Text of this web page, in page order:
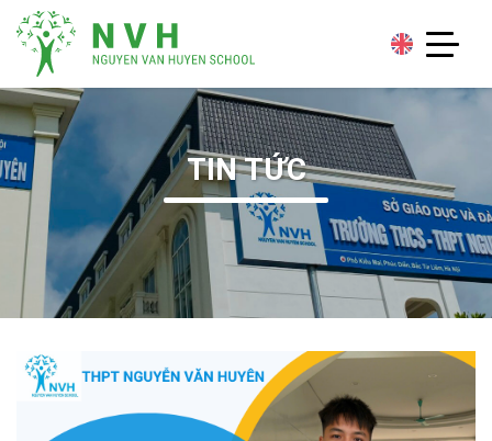
TIN TỨC